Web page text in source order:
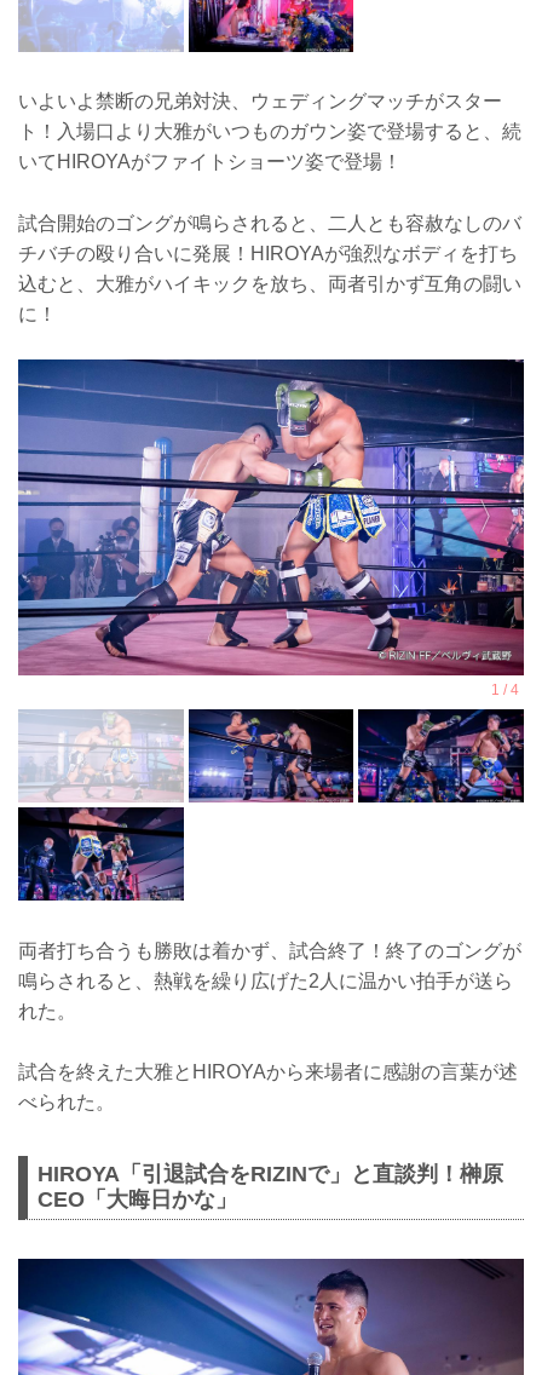
いよいよ禁断の兄弟対決、ウェディングマッチがスター
ト！入場口より大雅がいつものガウン姿で登場すると、続
いてHIROYAがファイトショーツ姿で登場！
試合開始のゴングが鳴らされると、二人とも容赦なしのバ
チバチの殴り合いに発展！HIROYAが強烈なボディを打ち
込むと、大雅がハイキックを放ち、両者引かず互角の闘い
に！
両者打ち合うも勝敗は着かず、試合終了！終了のゴングが
鳴らされると、熱戦を繰り広げた2人に温かい拍手が送ら
れた。
試合を終えた大雅とHIROYAから来場者に感謝の言葉が述
べられた。
HIROYA「引退試合をRIZINで」と直談判！榊原
CEO「大晦日かな」